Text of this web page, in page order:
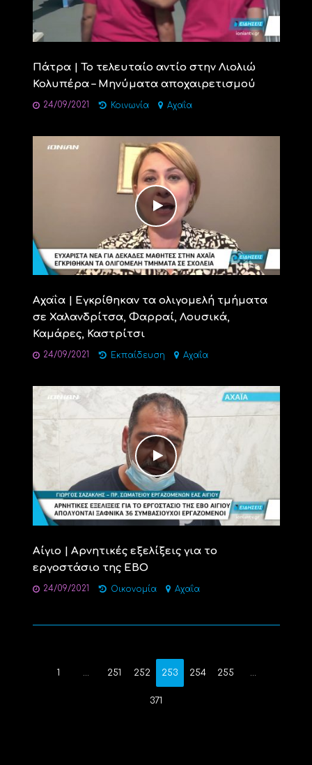
Πάτρα | Το τελευταίο αντίο στην Λιολιώ
Κολυπέρα – Μηνύματα αποχαιρετισμού
24/09/2021 Κοινωνία Αχαΐα
Αχαΐα | Εγκρίθηκαν τα ολιγομελή τμήματα
σε Χαλανδρίτσα, Φαρραί, Λουσικά,
Καμάρες, Καστρίτσι
24/09/2021 Εκπαίδευση Αχαΐα
Αίγιο | Αρνητικές εξελίξεις για το
εργοστάσιο της ΕΒΟ
24/09/2021 Οικονομία Αχαΐα
1 251 252 253 254 255
371